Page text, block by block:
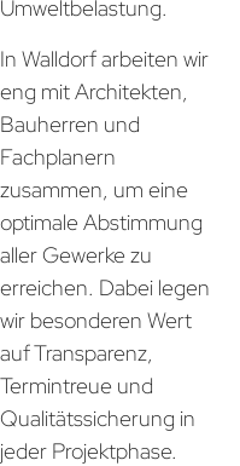
Umweltbelastung.
In Walldorf arbeiten wir
eng mit Architekten,
Bauherren und
Fachplanern
zusammen, um eine
optimale Abstimmung
aller Gewerke zu
erreichen. Dabei legen
wir besonderen Wert
auf Transparenz,
Termintreue und
Qualitätssicherung in
jeder Projektphase.